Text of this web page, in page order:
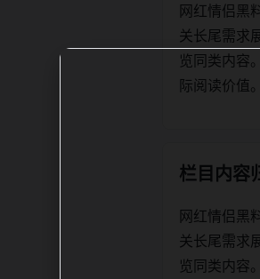
网红情侣黑
关长尾需求
览同类内容
际阅读价值。
栏目内容
网红情侣黑
关长尾需求
览同类内容